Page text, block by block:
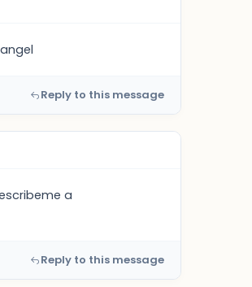
Reply to this message
a
Reply to this message